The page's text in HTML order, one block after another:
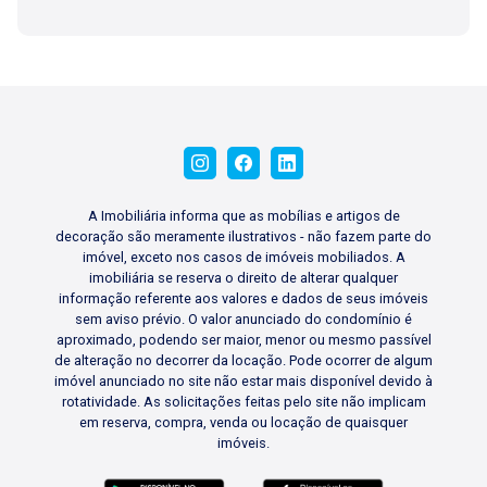
A Imobiliária informa que as mobílias e artigos de
decoração são meramente ilustrativos - não fazem parte do
imóvel, exceto nos casos de imóveis mobiliados. A
imobiliária se reserva o direito de alterar qualquer
informação referente aos valores e dados de seus imóveis
sem aviso prévio. O valor anunciado do condomínio é
aproximado, podendo ser maior, menor ou mesmo passível
de alteração no decorrer da locação. Pode ocorrer de algum
imóvel anunciado no site não estar mais disponível devido à
rotatividade. As solicitações feitas pelo site não implicam
em reserva, compra, venda ou locação de quaisquer
imóveis.